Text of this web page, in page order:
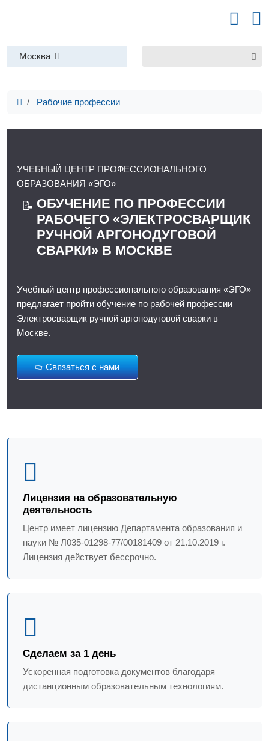
Москва
Рабочие профессии
УЧЕБНЫЙ ЦЕНТР ПРОФЕССИОНАЛЬНОГО
ОБРАЗОВАНИЯ «ЭГО»
📝 ОБУЧЕНИЕ ПО ПРОФЕССИИ
РАБОЧЕГО «ЭЛЕКТРОСВАРЩИК
РУЧНОЙ АРГОНОДУГОВОЙ
СВАРКИ» В МОСКВЕ
Учебный центр профессионального образования «ЭГО»
предлагает пройти обучение по рабочей профессии
Электросварщик ручной аргонодуговой сварки в
Москве.
Связаться с нами
Лицензия на образовательную
деятельность
Центр имеет лицензию Департамента образования и
науки № Л035-01298-77/00181409 от 21.10.2019 г.
Лицензия действует бессрочно.
Сделаем за 1 день
Ускоренная подготовка документов благодаря
дистанционным образовательным технологиям.